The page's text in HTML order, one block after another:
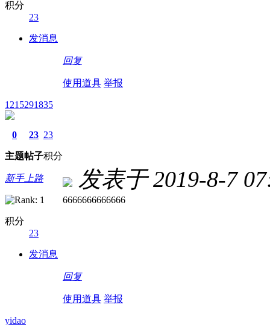
积分
23
发消息
回复
使用道具 举报
1215291835
0
主题
23
帖子
23
积分
新手上路
积分
23
发消息
发表于 2019-8-7
6666666666666
回复
使用道具 举报
yidao